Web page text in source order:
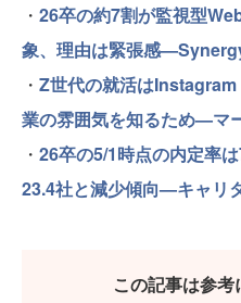
・ 26卒の約7割が監視型
象、理由は緊張感
・ Z世代の就活は
業の雰囲気を知るため—マ
・ 26卒の5/1時点の内定率
23.4社と減少傾向—キャリ
この記事は参